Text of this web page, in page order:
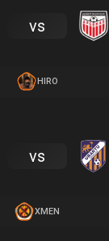
vs
HIRO
vs
XMEN